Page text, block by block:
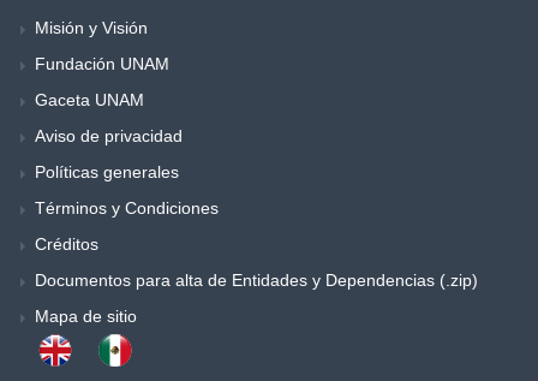
Misión y Visión
Fundación UNAM
Gaceta UNAM
Aviso de privacidad
Políticas generales
Términos y Condiciones
Créditos
Documentos para alta de Entidades y Dependencias (.zip)
Mapa de sitio